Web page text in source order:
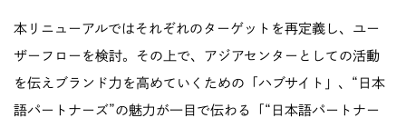
本リニューアルではそれぞれのターゲットを再定義し、ユー
ザーフローを検討。その上で、アジアセンターとしての活動
を伝えブランド力を高めていくための「ハブサイト」、“日本
語パートナーズ”の魅力が一目で伝わる「“日本語パートナー